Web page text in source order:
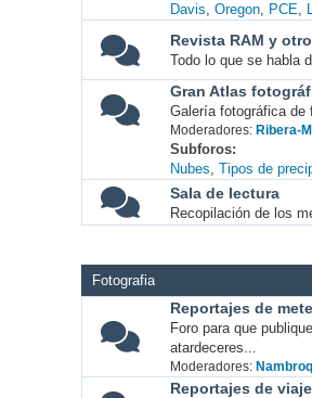
Davis Oregon PCE
Revista RAM y
Todo lo que se habla
Gran Atlas
Galería fotográfica de
Moderadores: Ribera-
Subforos
Nubes Tipos de
Sala de lectura
Recopilación de los
Fotografia
Reportajes de
Foro para que
atardeceres...
Moderadores:
Reportajes de